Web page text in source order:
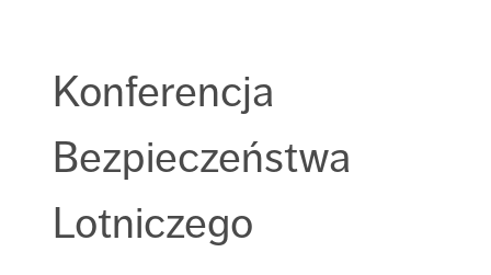
Konferencja
Bezpieczeństwa
Lotniczego